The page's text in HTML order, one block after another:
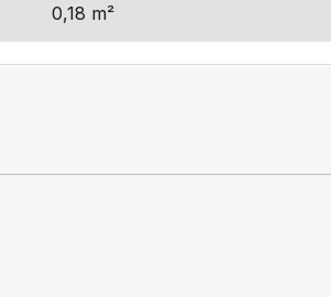
0,18 m²